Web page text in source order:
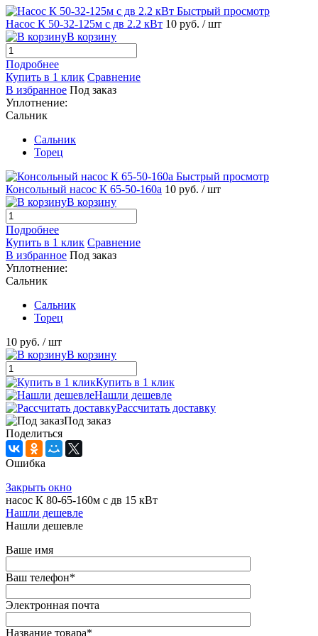
Быстрый просмотр
Насос К 50-32-125м с дв 2.2 кВт 10 руб. / шт
В корзину
Подробнее
Купить в 1 клик Сравнение
В избранное Под заказ
Уплотнение:
Сальник
Сальник
Торец
Быстрый просмотр
Консольный насос К 65-50-160а 10 руб. / шт
В корзину
Подробнее
Купить в 1 клик Сравнение
В избранное Под заказ
Уплотнение:
Сальник
Сальник
Торец
10 руб. / шт
В корзину
Купить в 1 клик
Нашли дешевле
Рассчитать доставку
Под заказ
Поделиться
Ошибка
Закрыть окно
насос К 80-65-160м с дв 15 кВт
Нашли дешевле
Нашли дешевле
Ваше имя
Ваш телефон*
Электронная почта
Название товара*